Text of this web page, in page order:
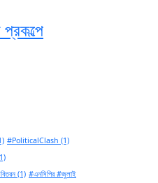
#PoliticalClash (1)
(1) #এনসিপির #জুলাই